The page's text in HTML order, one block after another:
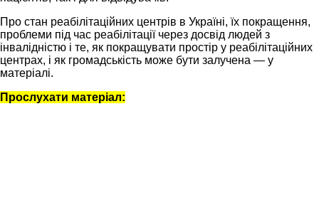
Про стан реабілітаційних центрів в Україні, їх покращення,
проблеми під час реабілітації через досвід людей з
інвалідністю і те, як покращувати простір у реабілітаційних
центрах, і як громадськість може бути залучена — у
матеріалі.
Прослухати матеріал: